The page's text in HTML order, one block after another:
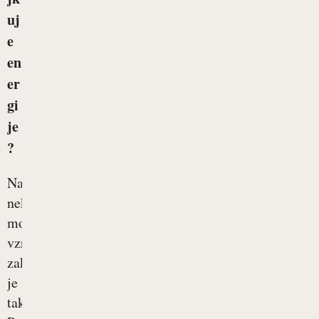
uj
e
en
er
gi
je
?
Naštejmo
nekaj
možnosti
vzrokov,
zakaj
je
tako!